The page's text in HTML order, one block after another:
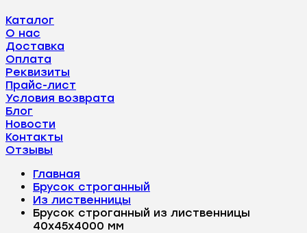
Каталог
О нас
Доставка
Оплата
Реквизиты
Прайс-лист
Условия возврата
Блог
Новости
Контакты
Отзывы
Главная
Брусок строганный
Из лиственницы
Брусок строганный из лиственницы
40х45х4000 мм